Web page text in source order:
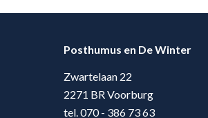
Posthumus en De Winter
Zwartelaan 22
2271 BR Voorburg
tel. 070 - 386 73 63